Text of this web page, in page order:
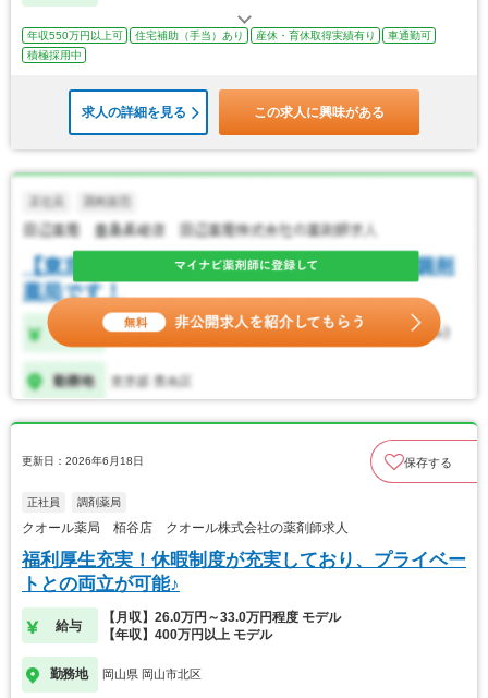
年収550万円以上可 住宅補助（手当）あり 産休・育休取得実績有り
車通勤可
積極採用中
求人の詳細を見る この求人に興味がある
更新日：2026年6月18日 保存する
正社員 調剤薬局
クオール薬局 栢谷店 クオール株式会社の薬剤師求人
福利厚生充実！休暇制度が充実しており、プライベー
トとの両立が可能♪
給与
【月収】26.0万円～33.0万円程度 モデル
【年収】400万円以上 モデル
勤務地 岡山県 岡山市北区